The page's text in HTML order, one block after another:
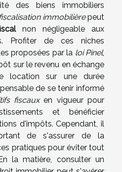
des biens immobiliers
immobilièrepeut
non négligeable aux
Profiter de ces niches
proposées par la loi Pinel,
sur le revenu en échange
location sur une durée
de se tenir informé
fiscauxen vigueur pour
et bénéficier
d'impôts. Cependant, il
de s'assurer de la
pratiques pour éviter tout
la matière, consulter un